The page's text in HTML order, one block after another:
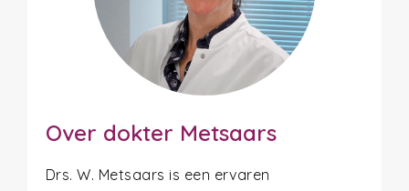
Over dokter Metsaars
Drs. W. Metsaars is een ervaren